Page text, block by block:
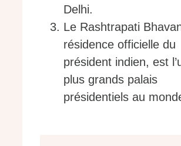
Delhi.
Le Rashtrapati
résidence officielle du
président indien, est
plus grands palais
présidentiels au